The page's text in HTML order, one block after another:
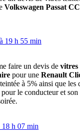
Volkswagen Passat CC
19 h 55 min
faire un devis de vitres
pour une Renault
à 5% ainsi que les
pour le conducteur et son
18 h 07 min